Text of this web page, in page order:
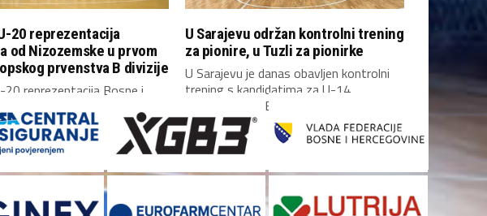
20 reprezentacija
od Nizozemske u prvom
prvenstva B divizije
20 reprezentacija Bosne i
prvenstva...
U Sarajevu održan kontrolni trening
za pionire, u Tuzli za pionirke
U Sarajevu je danas obavljen kontrolni
trening s kandidatima za U-14
reprezentaciju Bosne i...